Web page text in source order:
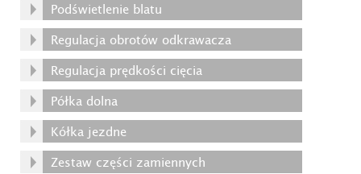
Podświetlenie blatu
Regulacja obrotów odkrawacza
Regulacja prędkości cięcia
Półka dolna
Kółka jezdne
Zestaw części zamiennych